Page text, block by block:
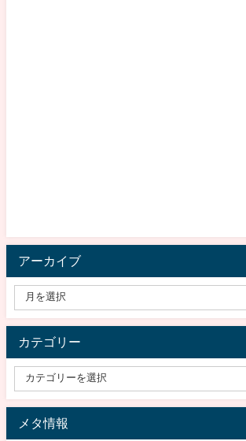
アーカイブ
カテゴリー
メタ情報